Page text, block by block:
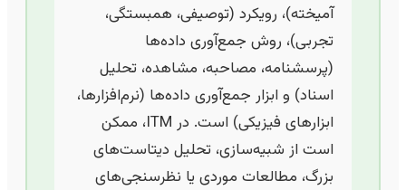
آمیخته)، رویکرد (توصیفی، همبستگی،
تجربی)، روش جمع‌آوری داده‌ها
(پرسشنامه، مصاحبه، مشاهده، تحلیل
اسناد) و ابزار جمع‌آوری داده‌ها (نرم‌افزارها،
ابزارهای فیزیکی) است. در ITM، ممکن
است از شبیه‌سازی، تحلیل دیتاست‌های
بزرگ، مطالعات موردی یا نظرسنجی‌های